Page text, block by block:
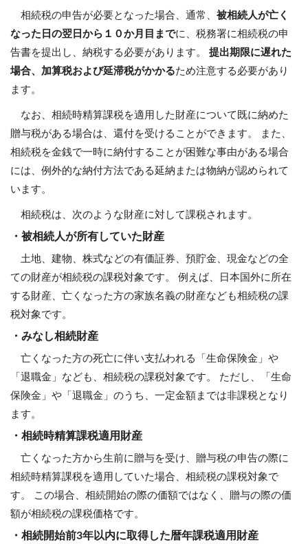
相続税の申告が必要となった場合、通常、 被相続人が亡く
なった日の翌日から１０か月目までに、税務署に相続税の申
告書を提出し、納税する必要があります。 提出期限に遅れた
場合、加算税および延滞税がかかるため注意する必要があり
ます。
なお、相続時精算課税を適用した財産について既に納めた
贈与税がある場合は、還付を受けることができます。 また、
相続税を金銭で一時に納付することが困難な事由がある場合
には、例外的な納付方法である延納または物納が認められて
います。
相続税は、次のような財産に対して課税されます。
・被相続人が所有していた財産
土地、建物、株式などの有価証券、預貯金、現金などの全
ての財産が相続税の課税対象です。 例えば、日本国外に所在
する財産、亡くなった方の家族名義の財産なども相続税の課
税対象です。
・みなし相続財産
亡くなった方の死亡に伴い支払われる「生命保険金」や
「退職金」なども、相続税の課税対象です。 ただし、「生命
保険金」や「退職金」のうち、一定金額までは非課税となり
ます。
・相続時精算課税適用財産
亡くなった方から生前に贈与を受け、贈与税の申告の際に
相続時精算課税を適用していた場合、相続税の課税対象で
す。 この場合、相続開始の際の価額ではなく、贈与の際の価
額が相続税の課税価格です。
・相続開始前3年以内に取得した暦年課税適用財産